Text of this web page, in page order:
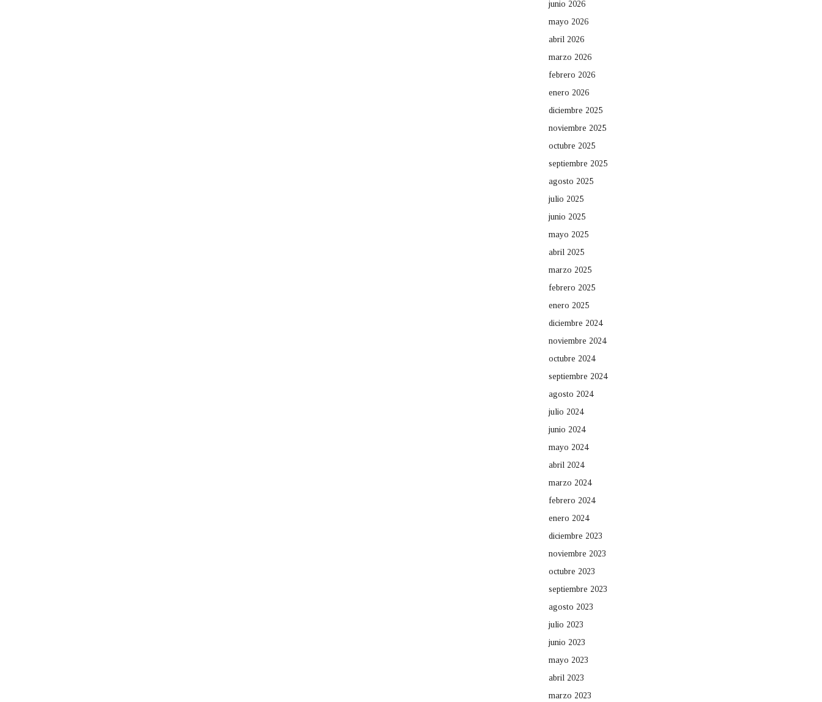
junio 2026
mayo 2026
abril 2026
marzo 2026
febrero 2026
enero 2026
diciembre 2025
noviembre 2025
octubre 2025
septiembre 2025
agosto 2025
julio 2025
junio 2025
mayo 2025
abril 2025
marzo 2025
febrero 2025
enero 2025
diciembre 2024
noviembre 2024
octubre 2024
septiembre 2024
agosto 2024
julio 2024
junio 2024
mayo 2024
abril 2024
marzo 2024
febrero 2024
enero 2024
diciembre 2023
noviembre 2023
octubre 2023
septiembre 2023
agosto 2023
julio 2023
junio 2023
mayo 2023
abril 2023
marzo 2023